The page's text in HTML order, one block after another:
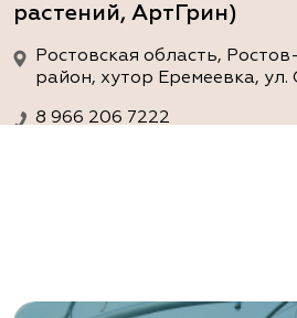
растений, АртГрин)
Ростовская область,
район, хутор Еремеевка, ул.
8 966 206 7222
Ростовская область,